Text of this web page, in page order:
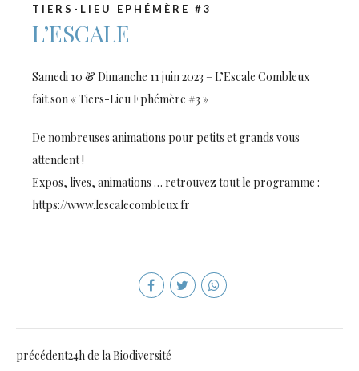
TIERS-LIEU EPHÉMÈRE #3
L’ESCALE
Samedi 10 & Dimanche 11 juin 2023 – L’Escale Combleux
fait son « Tiers-Lieu Ephémère #3 »
De nombreuses animations pour petits et grands vous
attendent !
Expos, lives, animations … retrouvez tout le programme :
https://www.lescalecombleux.fr
précédent24h de la Biodiversité